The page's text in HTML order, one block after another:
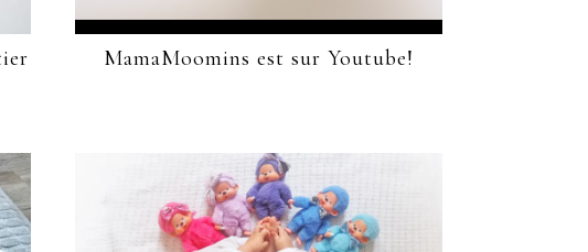
MamaMoomins est sur Youtube!